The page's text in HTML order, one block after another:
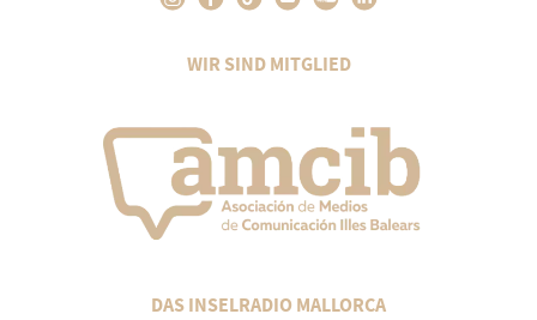
WIR SIND MITGLIED
DAS INSELRADIO MALLORCA